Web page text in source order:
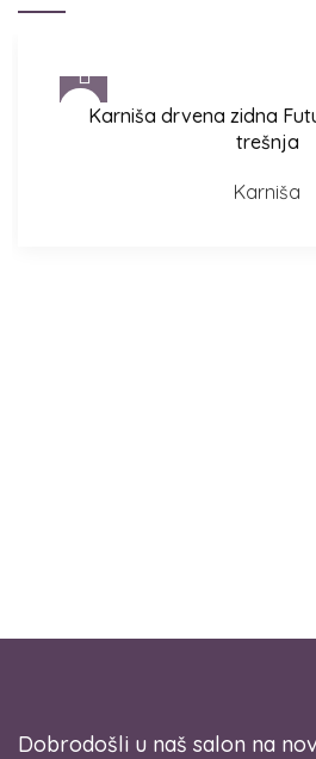
Karniša drvena zidna
trešnja
Karniša
Dobrodošli u naš salon na